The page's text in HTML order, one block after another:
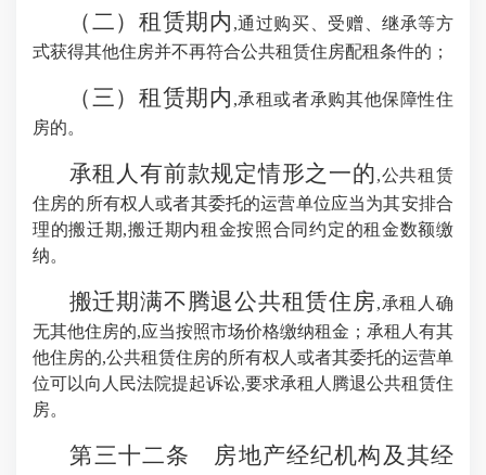
（二）租赁期内 ,通过购买、受赠、继承等方
式获得其他住房并不再符合公共租赁住房配租条件的；
（三）租赁期内 ,承租或者承购其他保障性住
房的。
承租人有前款规定情形之一的,公共租赁
住房的所有权人或者其委托的运营单位应当为其安排合
理的搬迁期,搬迁期内租金按照合同约定的租金数额缴
纳。
搬迁期满不腾退公共租赁住房,承租人确
无其他住房的,应当按照市场价格缴纳租金；承租人有其
他住房的,公共租赁住房的所有权人或者其委托的运营单
位可以向人民法院提起诉讼,要求承租人腾退公共租赁住
房。
第三十二条 房地产经纪机构及其经